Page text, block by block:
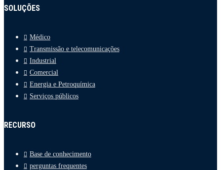
SOLUÇÕES
Médico
Transmissão e telecomunicações
Industrial
Comercial
Energia e Petroquímica
Serviços públicos
RECURSO
Base de conhecimento
perguntas frequentes